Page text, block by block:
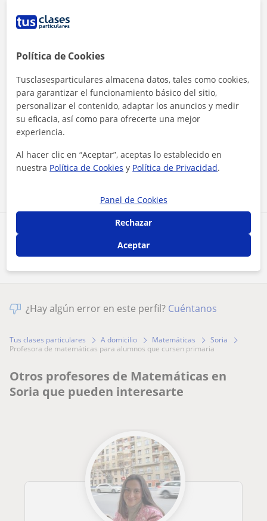
Comparte a este profesor
Al hacer clic, aceptas nuestro
Contactar ahora
¿Hay algún error en este perfil? Cuéntanos
Tus clases particulares A domicilio Matemáticas
Soria
profesora de matemáticas para alumnos que cursen primaria
Otros profesores de Matemáticas en
Soria que pueden interesarte
Política de Cookies
Tusclasesparticulares almacena datos, tales como cookies,
para garantizar el funcionamiento básico del sitio,
personalizar el contenido, adaptar los anuncios y medir
su eficacia, así como para ofrecerte una mejor
experiencia.
Al hacer clic en “Aceptar”, aceptas lo establecido en
nuestra Política de Cookies y Política de Privacidad.
Panel de Cookies
Rechazar
Aceptar